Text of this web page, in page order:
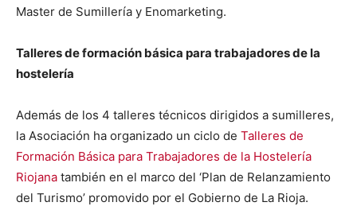
Master de Sumillería y Enomarketing.
Talleres de formación básica para trabajadores de la
hostelería
Además de los 4 talleres técnicos dirigidos a sumilleres,
la Asociación ha organizado un ciclo de Talleres de
Formación Básica para Trabajadores de la Hostelería
Riojana también en el marco del ‘Plan de Relanzamiento
del Turismo’ promovido por el Gobierno de La Rioja.